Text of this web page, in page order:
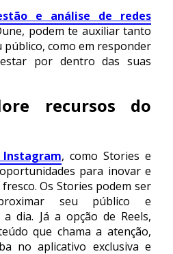
e análise de redes
podem te auxiliar tanto
público, como em responder
por dentro das suas
recursos do
, como Stories e
para inovar e
Os Stories podem ser
seu público e
dia. Já a opção de Reels,
que chama a atenção,
no aplicativo exclusiva e